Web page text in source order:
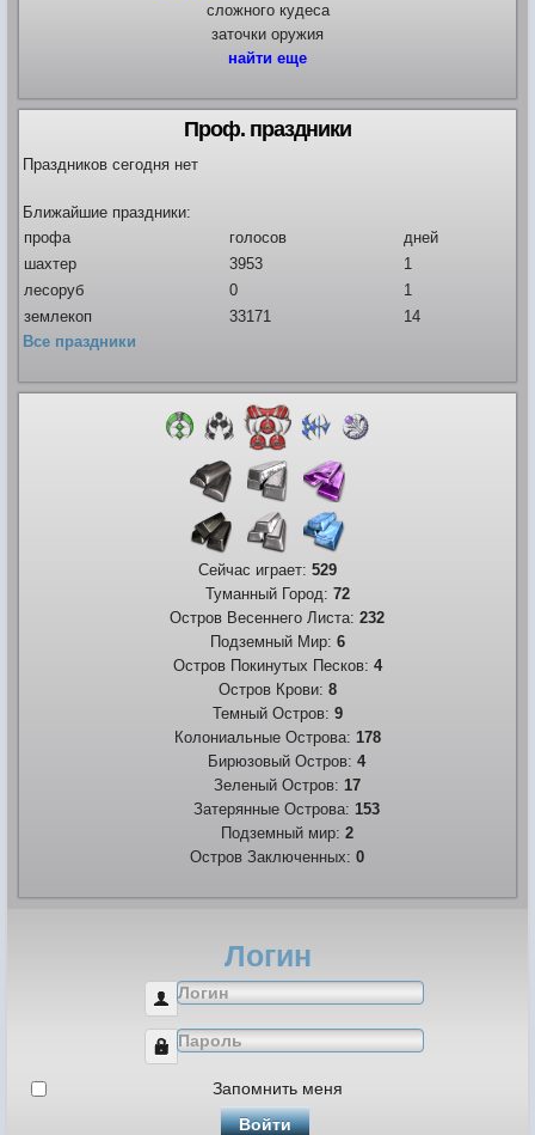
сложного кудеса
заточки оружия
найти еще
Проф. праздники
Праздников сегодня нет
Ближайшие праздники:
профа
голосов
дней
шахтер
3953
1
лесоруб
0
1
землекоп
33171
14
Все праздники
Сейчас играет: 529
Туманный Город: 72
Остров Весеннего Листа: 232
Подземный Мир: 6
Остров Покинутых Песков: 4
Остров Крови: 8
Темный Остров: 9
Колониальные Острова: 178
Бирюзовый Остров: 4
Зеленый Остров: 17
Затерянные Острова: 153
Подземный мир: 2
Остров Заключенных: 0
Логин
Запомнить меня
Войти